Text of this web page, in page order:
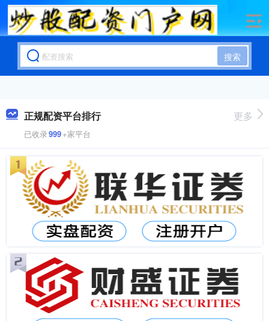
搜索
正规配资平台排行
已收录999+家平台
更多